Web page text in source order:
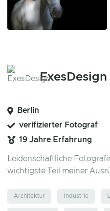
ExesDesign
Berlin
verifizierter Fotograf
19 Jahre Erfahrung
Leidenschaftliche
wichtigste Teil meiner
Architektur Industrie